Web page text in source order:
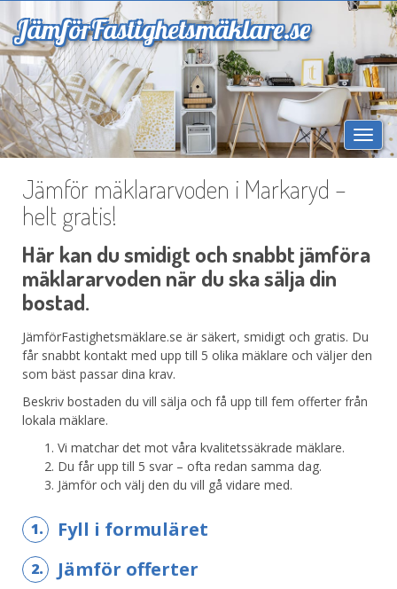
JämförFastighetsmäklare.se
Jämför mäklararvoden i Markaryd –
helt gratis!
Här kan du smidigt och snabbt jämföra
mäklararvoden när du ska sälja din
bostad.
JämförFastighetsmäklare.se är säkert, smidigt och gratis. Du
får snabbt kontakt med upp till 5 olika mäklare och väljer den
som bäst passar dina krav.
Beskriv bostaden du vill sälja och få upp till fem offerter från
lokala mäklare.
Vi matchar det mot våra kvalitetssäkrade mäklare.
Du får upp till 5 svar – ofta redan samma dag.
Jämför och välj den du vill gå vidare med.
1. Fyll i formuläret
2. Jämför offerter